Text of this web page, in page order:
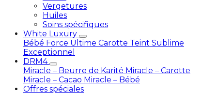
Vergetures
Huiles
Soins spécifiques
White Luxury
Bébé Force Ultime Carotte Teint Sublime
Exceptionnel
DRM4
Miracle – Beurre de Karité Miracle – Carotte
Miracle – Cacao Miracle – Bébé
Offres spéciales